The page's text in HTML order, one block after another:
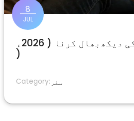
8
JUL
سفری نگہبانوں کی دیکھ‌بھال کرنا ( 2026ء
)
Category: سفر